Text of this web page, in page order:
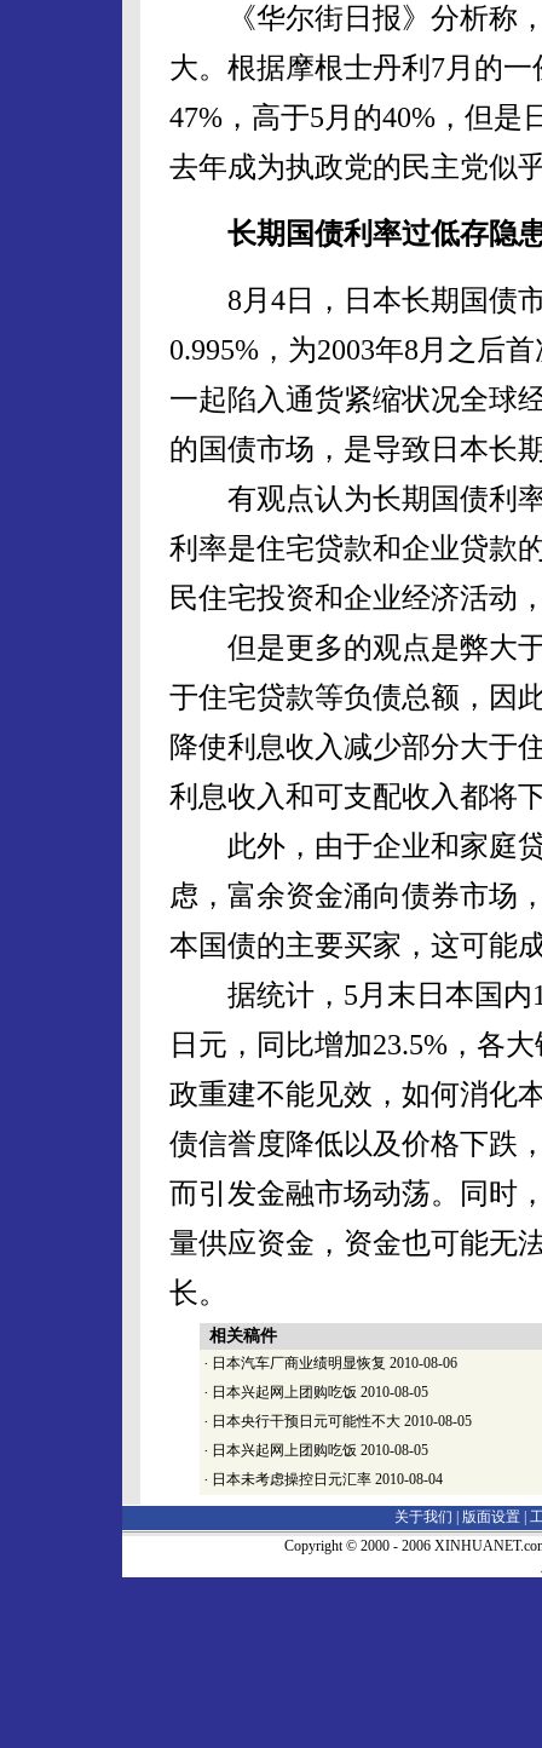
《华尔街日报》分析称，
大。根据摩根士丹利7月的
47%，高于5月的40%，但
去年成为执政党的民主党似
长期国债利率过低存隐
8月4日，日本长期国债市
0.995%，为2003年8月之后
一起陷入通货紧缩状况全球
的国债市场，是导致日本长
有观点认为长期国债利率
利率是住宅贷款和企业贷款
民住宅投资和企业经济活动
但是更多的观点是弊大于
于住宅贷款等负债总额，因
降使利息收入减少部分大于
利息收入和可支配收入都将
此外，由于企业和家庭贷
虑，富余资金涌向债券市场
本国债的主要买家，这可能
据统计，5月末日本国内
日元，同比增加23.5%，各
政重建不能见效，如何消化
债信誉度降低以及价格下跌
而引发金融市场动荡。同时
量供应资金，资金也可能无
长。
相关稿件
· 日本汽车厂商业绩明显恢复 2010-08-06
· 日本兴起网上团购吃饭 2010-08-05
· 日本央行干预日元可能性不大 2010-08-05
· 日本兴起网上团购吃饭 2010-08-05
· 日本未考虑操控日元汇率 2010-08-04
关于我们 | 版面设置
Copyright © 2000 - 2006